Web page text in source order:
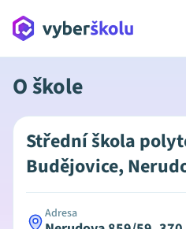
O škole
Střední škola
Budějovice,
Adresa